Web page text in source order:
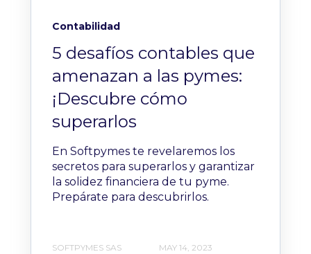
Contabilidad
5 desafíos contables que
amenazan a las pymes:
¡Descubre cómo
superarlos
En Softpymes te revelaremos los
secretos para superarlos y garantizar
la solidez financiera de tu pyme.
Prepárate para descubrirlos.
SOFTPYMES SAS MAY 14, 2023